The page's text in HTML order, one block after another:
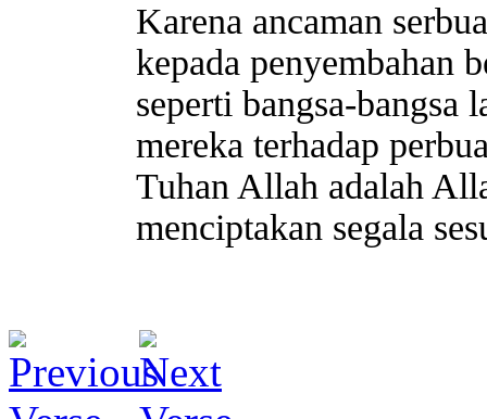
Karena ancaman
kepada penyembahan
seperti bangsa-bangsa
mereka terhadap
Tuhan Allah adalah
menciptakan segala